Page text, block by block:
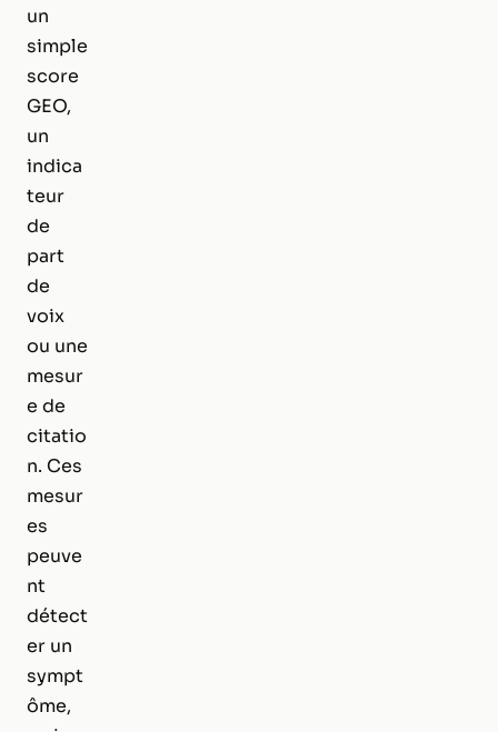
un
simple
score
GEO,
un
indica
teur
de
part
de
voix
ou une
mesur
e de
citatio
n. Ces
mesur
es
peuve
nt
détect
er un
sympt
ôme,